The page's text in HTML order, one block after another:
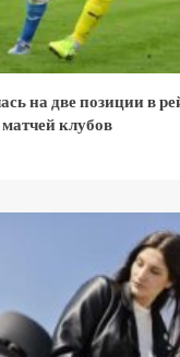
на две позиции в
клубов